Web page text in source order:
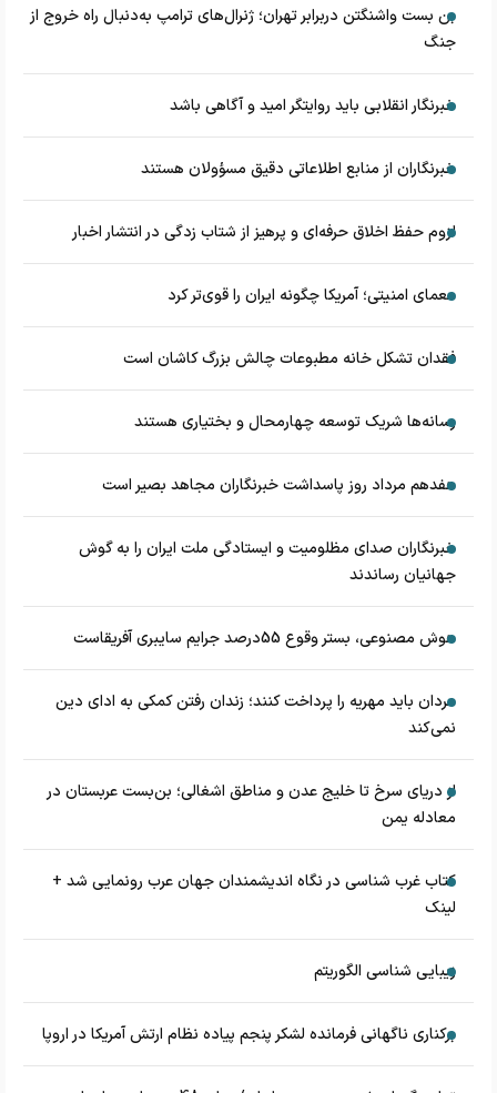
بن بست واشنگتن دربرابر تهران؛ ژنرال‌های ترامپ به‌دنبال راه خروج از
جنگ
خبرنگار انقلابی باید روایتگر امید و آگاهی باشد
خبرنگاران از منابع اطلاعاتی دقیق مسؤولان هستند
لزوم حفظ اخلاق حرفه‌ای و پرهیز از شتاب زدگی در انتشار اخبار
معمای امنیتی؛ آمریکا چگونه ایران را قوی‌تر کرد
فقدان تشکل خانه مطبوعات چالش بزرگ کاشان است
رسانه‌ها شریک توسعه چهارمحال و بختیاری هستند
هفدهم مرداد روز پاسداشت خبرنگاران مجاهد بصیر است
خبرنگاران صدای مظلومیت و ایستادگی ملت ایران را به گوش
جهانیان رساندند
هوش مصنوعی، بستر وقوع 55درصد جرایم سایبری آفریقاست
مردان باید مهریه را پرداخت کنند؛ زندان رفتن کمکی به ادای دین
نمی‌کند
از دریای سرخ تا خلیج عدن و مناطق اشغالی؛ بن‌بست عربستان در
معادله یمن
کتاب غرب شناسی در نگاه اندیشمندان جهان عرب رونمایی شد +
لینک
زیبایی شناسی الگوریتم
برکناری ناگهانی فرمانده لشکر پنجم پیاده‌ نظام ارتش آمریکا در اروپا